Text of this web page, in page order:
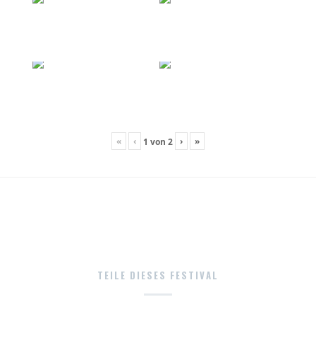
« ‹ 1 von 2 › »
TEILE DIESES FESTIVAL